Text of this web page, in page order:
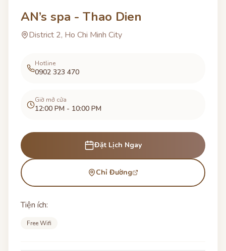
AN’s spa - Thao Dien
District 2, Ho Chi Minh City
Hotline
0902 323 470
Giờ mở cửa
12:00 PM - 10:00 PM
Đặt Lịch Ngay
Chỉ Đường
Tiện ích:
Free Wifi